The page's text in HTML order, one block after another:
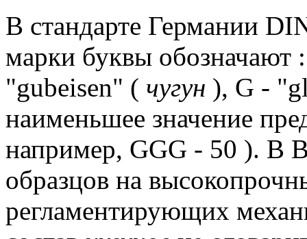
В стандарте Германии
марки буквы обозначают
"gubeisen" ( чугун ), G -
наименьшее значение
например, GGG - 50 ). В
образцов на
регламентирующих